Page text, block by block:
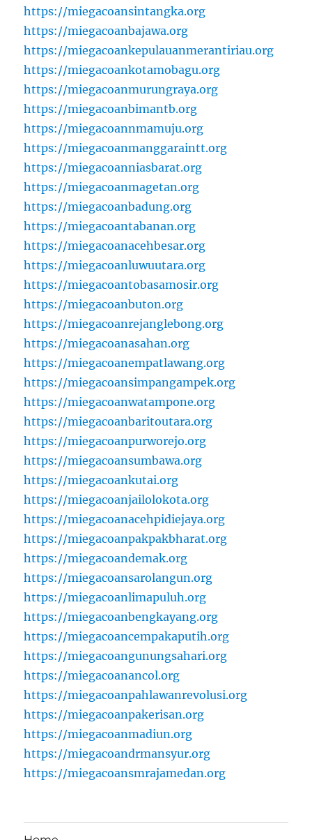
https://miegacoansintangka.org
https://miegacoanbajawa.org
https://miegacoankepulauanmerantiriau.org
https://miegacoankotamobagu.org
https://miegacoanmurungraya.org
https://miegacoanbimantb.org
https://miegacoannmamuju.org
https://miegacoanmanggaraintt.org
https://miegacoanniasbarat.org
https://miegacoanmagetan.org
https://miegacoanbadung.org
https://miegacoantabanan.org
https://miegacoanacehbesar.org
https://miegacoanluwuutara.org
https://miegacoantobasamosir.org
https://miegacoanbuton.org
https://miegacoanrejanglebong.org
https://miegacoanasahan.org
https://miegacoanempatlawang.org
https://miegacoansimpangampek.org
https://miegacoanwatampone.org
https://miegacoanbaritoutara.org
https://miegacoanpurworejo.org
https://miegacoansumbawa.org
https://miegacoankutai.org
https://miegacoanjailolokota.org
https://miegacoanacehpidiejaya.org
https://miegacoanpakpakbharat.org
https://miegacoandemak.org
https://miegacoansarolangun.org
https://miegacoanlimapuluh.org
https://miegacoanbengkayang.org
https://miegacoancempakaputih.org
https://miegacoangunungsahari.org
https://miegacoanancol.org
https://miegacoanpahlawanrevolusi.org
https://miegacoanpakerisan.org
https://miegacoanmadiun.org
https://miegacoandrmansyur.org
https://miegacoansmrajamedan.org